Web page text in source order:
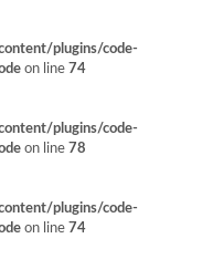
plugins/code-
on line 74
plugins/code-
on line 78
plugins/code-
on line 74